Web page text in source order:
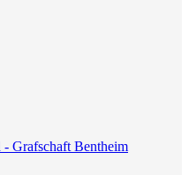
Grafschaft Bentheim